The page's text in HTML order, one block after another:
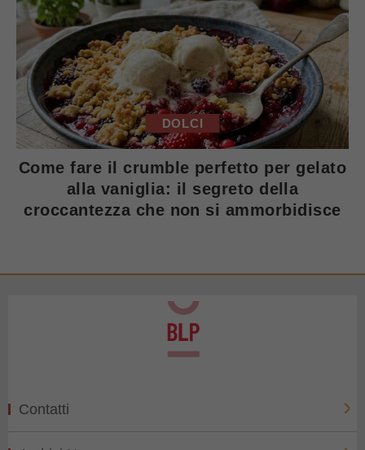
DOLCI
Come fare il crumble perfetto per gelato
alla vaniglia: il segreto della
croccantezza che non si ammorbidisce
Contatti